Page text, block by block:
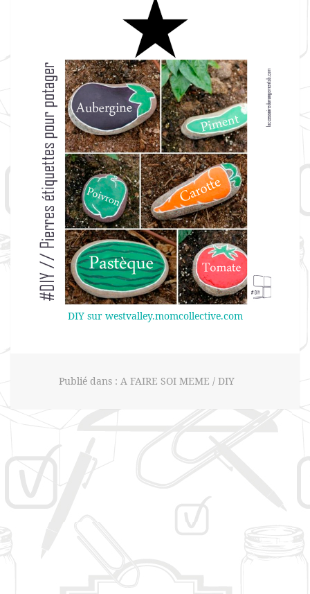
DIY sur westvalley.momcollective.com
Publié dans : A FAIRE SOI MEME / DIY